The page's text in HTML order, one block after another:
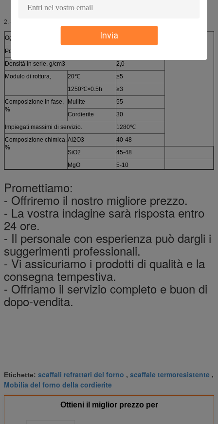
Invia
2. Scheda di dati
Oggetto
La cordierite batte
Porosità evidente, %
Densità in serie, g/cm3
2,0
Modulo di rottura,
20℃
≥5
1250℃×0.5h
≥3
Composizione in fase,
%
Mullite
55
Cordierite
30
Impiegati massimi di servizio.
1280℃
Composizione chimica,
%
Al2O3
40-48
SiO2
45-48
MgO
5-10
Promettiamo:
- Offriremo il nostro migliore prezzo.
- La vostra indagine sarà risposta entro
24 ore.
- Il personale con esperienza può dargli i
suggerimenti professionali.
- Vi assicuriamo i prodotti di qualità e la
consegna tempestiva.
- Offriamo il servizio completo e buon di
dopo-vendita.
Etichette: scaffali refrattari del forno , scaffale termoresistente ,
Mobilia del forno della cordierite
Ottieni il miglior prezzo per